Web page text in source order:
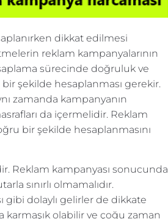
dikkat edilmesi
reklam kampanyalarının
sürecinde doğruluk ve
şekilde hesaplanması gerekir.
zamanda kampanyanın
da içermelidir. Reklam
bir şekilde hesaplanmasını
Reklam kampanyası sonucunda
sınırlı olmamalıdır.
gibi dolaylı gelirler de dikkate
karmaşık olabilir ve çoğu zaman